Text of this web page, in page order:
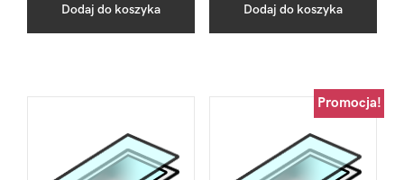
Dodaj do koszyka Dodaj do koszyka
Promocja!